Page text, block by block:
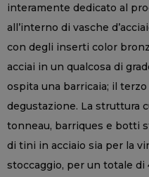
interamente dedicato al
all’interno di vasche
con degli inserti color
acciai in un qualcosa di
ospita una barricaia; il
degustazione. La struttura
tonneau, barriques e botti
di tini in acciaio sia per la
stoccaggio, per un totale